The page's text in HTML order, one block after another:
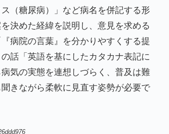
（糖尿病）」など病名を併記する形
決めた経緯を説明し、意見を求める
病院の言葉』を分かりやすくする提
話「英語を基にしたカタカナ表記に
気の実態を連想しづらく、普及は難
きながら柔軟に見直す姿勢が必要で